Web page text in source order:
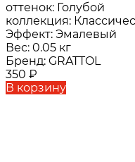
оттенок: Голубой
коллекция:
Эффект: Эмалевый
Вес: 0.05 кг
Бренд: GRATTOL
350 ₽
В корзину